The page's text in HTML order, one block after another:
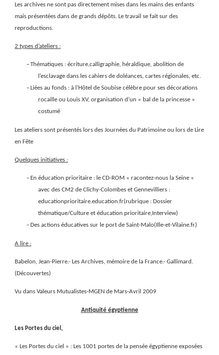
Les archives ne sont pas directement mises dans les mains des enfants
mais présentées dans de grands dépôts. Le travail se fait sur des
reproductions.
2 types d’ateliers :
–Thématiques : écriture,calligraphie, héraldique, abolition de
l’esclavage dans les cahiers de doléances, cartes régionales, etc.
– Liées au fonds : à l’Hôtel de Soubise célèbre pour ses décorations
rocaille ou Louis XV, organisation d’un « bal de la princesse »
costumé
Les ateliers sont présentés lors des Journées du Patrimoine ou lors de Lire
en Fête
Quelques initiatives :
– En éducation prioritaire : le CD-ROM « racontez-nous la Seine »
avec des CM2 de Clichy-Colombes et Gennevilliers :
educationprioritaire.education.fr(rubrique : Dossier
thématique/Culture et éducation prioritaire,Interview)
– Des actions éducatives sur le port de Saint-Malo(Ille-et-Vilaine.fr)
A lire :
Babelon, Jean-Pierre.- Les Archives, mémoire de la France.- Gallimard.
(Découvertes)
Vu dans Valeurs Mutualistes-MGEN de Mars-Avril 2009
Antiquité égyptienne
Les Portes du ciel,
« Les Portes du ciel » : Les 1001 portes de la pensée égyptienne exposées